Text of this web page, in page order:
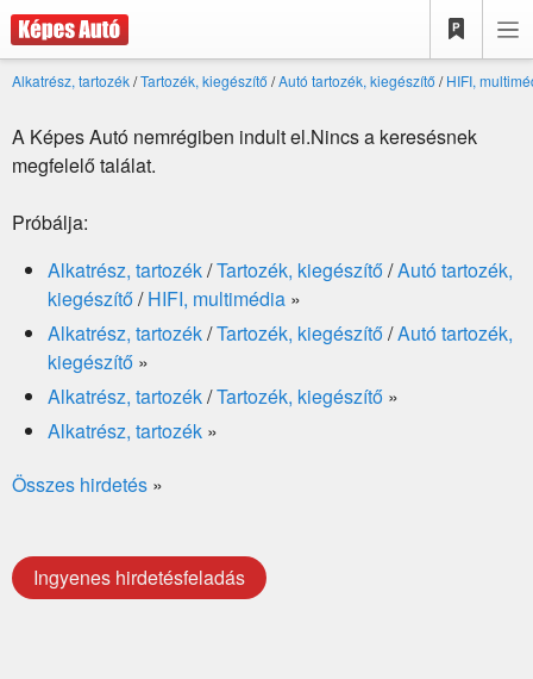
Alkatrész, tartozék/Tartozék, kiegészítő /Autó tartozék, kiegészítő /HIFI,
A Képes Autó nemrégiben indult el.Nincs a keresésnek
megfelelő találat.
Próbálja:
Alkatrész, tartozék/Tartozék, kiegészítő/Autó tartozék,
kiegészítő/HIFI, multimédia »
Alkatrész, tartozék/Tartozék, kiegészítő/Autó tartozék,
kiegészítő »
Alkatrész, tartozék/Tartozék, kiegészítő »
Alkatrész, tartozék »
Összes hirdetés »
Ingyenes hirdetésfeladás